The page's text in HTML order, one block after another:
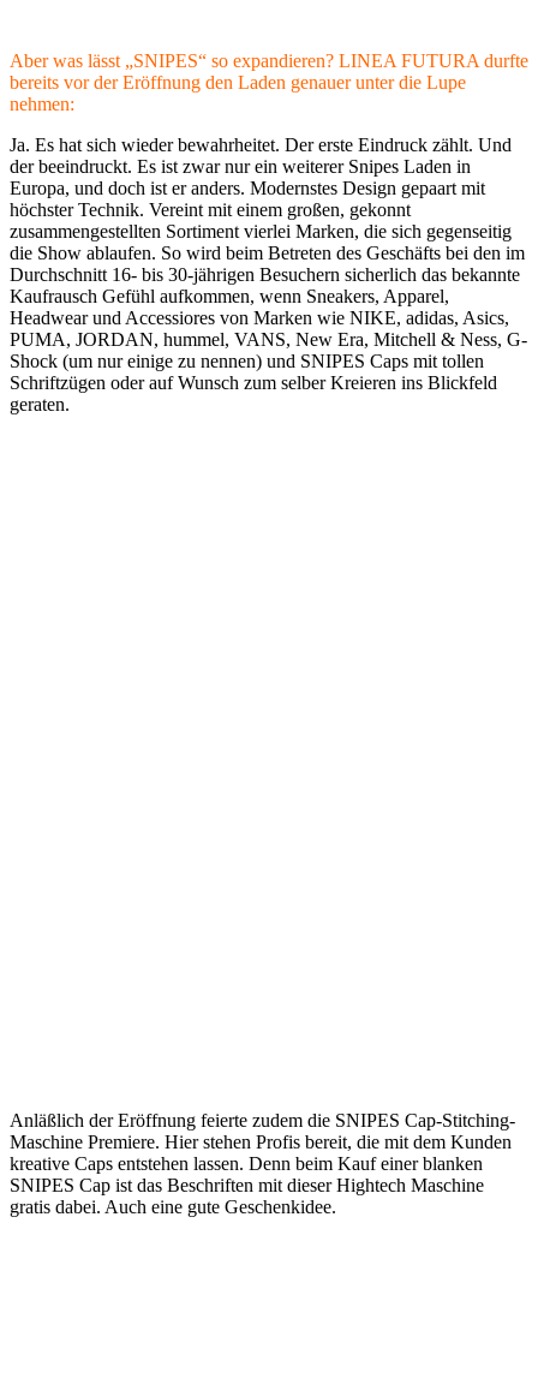
Aber was lässt „SNIPES“ so expandieren? LINEA FUTURA durfte
bereits vor der Eröffnung den Laden genauer unter die Lupe
nehmen:
Ja. Es hat sich wieder bewahrheitet. Der erste Eindruck zählt. Und
der beeindruckt. Es ist zwar nur ein weiterer Snipes Laden in
Europa, und doch ist er anders. Modernstes Design gepaart mit
höchster Technik. Vereint mit einem großen, gekonnt
zusammengestellten Sortiment vierlei Marken, die sich gegenseitig
die Show ablaufen. So wird beim Betreten des Geschäfts bei den im
Durchschnitt 16- bis 30-jährigen Besuchern sicherlich das bekannte
Kaufrausch Gefühl aufkommen, wenn Sneakers, Apparel,
Headwear und Accessiores von Marken wie NIKE, adidas, Asics,
PUMA, JORDAN, hummel, VANS, New Era, Mitchell & Ness, G-
Shock (um nur einige zu nennen) und SNIPES Caps mit tollen
Schriftzügen oder auf Wunsch zum selber Kreieren ins Blickfeld
geraten.
Anläßlich der Eröffnung feierte zudem die SNIPES Cap-Stitching-
Maschine Premiere. Hier stehen Profis bereit, die mit dem Kunden
kreative Caps entstehen lassen. Denn beim Kauf einer blanken
SNIPES Cap ist das Beschriften mit dieser Hightech Maschine
gratis dabei. Auch eine gute Geschenkidee.